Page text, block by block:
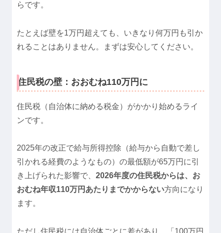
らです。
たとえば壁を1万円超えても、いきなり何万円も引か
れることはありません。まずは安心してください。
住民税の壁：おおむね110万円に
住民税（自治体に納める税金）がかかり始めるライ
ンです。
2025年の改正で給与所得控除（給与から自動で差し
引かれる経費のようなもの）の最低額が65万円に引
き上げられた影響で、 2026年度の住民税からは、お
おむね年収110万円あたりまでかからない方向になり
ます。